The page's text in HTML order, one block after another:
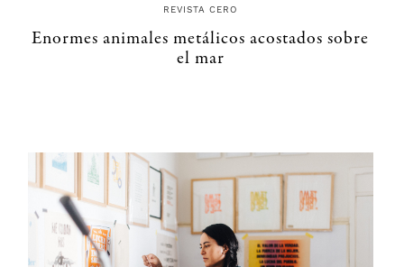
REVISTA CERO
Enormes animales metálicos acostados sobre
el mar